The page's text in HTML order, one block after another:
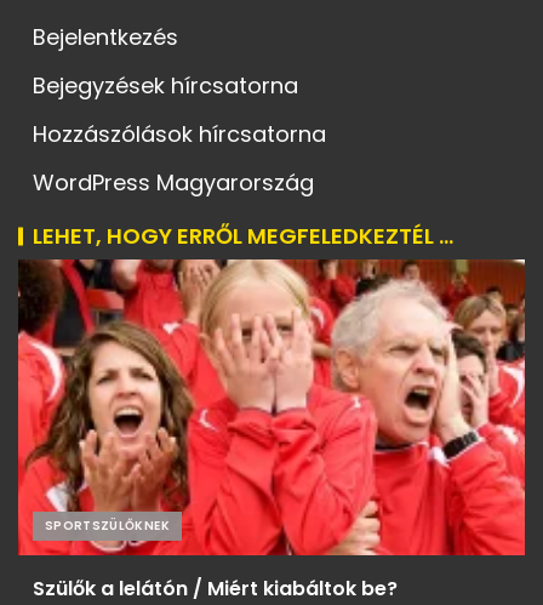
Bejelentkezés
Bejegyzések hírcsatorna
Hozzászólások hírcsatorna
WordPress Magyarország
LEHET, HOGY ERRŐL MEGFELEDKEZTÉL ...
SPORTSZÜLŐKNEK
Szülők a lelátón / Miért kiabáltok be?